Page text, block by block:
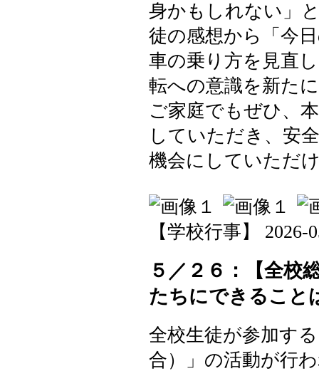
身かもしれない」
徒の感想から「今
車の乗り方を見直
転への意識を新た
ご家庭でもぜひ、
していただき、安
機会にしていただ
【学校行事】 2026-
５／２６：【全校
たちにできること
全校生徒が参加す
合）」の活動が行